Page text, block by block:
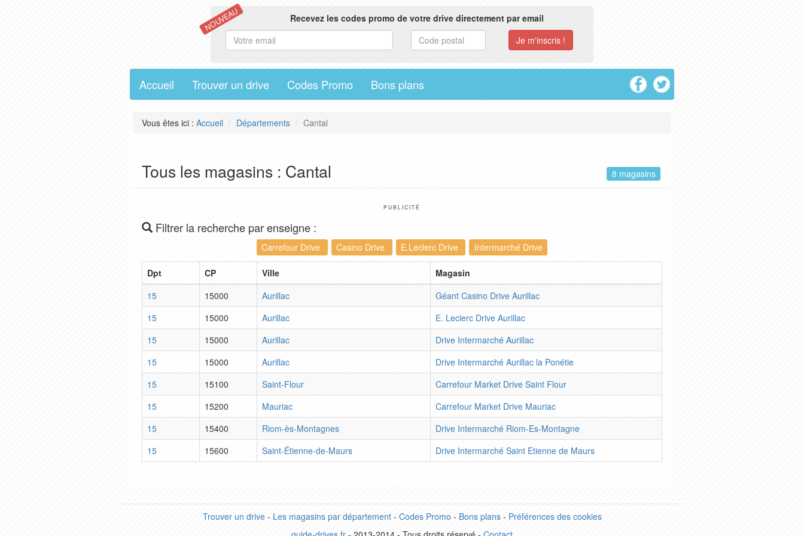
NOUVEAU Recevez les codes promo de votre drive directement par email
Accueil Trouver un drive Codes Promo Bons plans
Vous êtes ici : Accueil Départements Cantal
Tous les magasins : Cantal 8 magasins
PUBLICITÉ
Filtrer la recherche par enseigne :
Carrefour Drive Casino Drive E.Leclerc Drive Intermarché Drive
Dpt CP Ville
Magasin
15
15000 Aurillac
Géant Casino Drive Aurillac
15
15000 Aurillac
E. Leclerc Drive Aurillac
15
15000 Aurillac
Drive Intermarché Aurillac
15
15000 Aurillac
Drive Intermarché Aurillac la Ponétie
15
15100 Saint-Flour
Carrefour Market Drive Saint Flour
15
15200 Mauriac
Carrefour Market Drive Mauriac
15
15400 Riom-ès-Montagnes
Drive Intermarché Riom-Es-Montagne
15
15600 Saint-Étienne-de-Maurs Drive Intermarché Saint Etienne de Maurs
Trouver un drive- Les magasins par département- Codes Promo - Bons plans- Préférences des cookies